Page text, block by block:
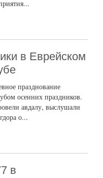
в Еврейском
празднование
осенних праздников.
авдалу, выслушали
о...
в